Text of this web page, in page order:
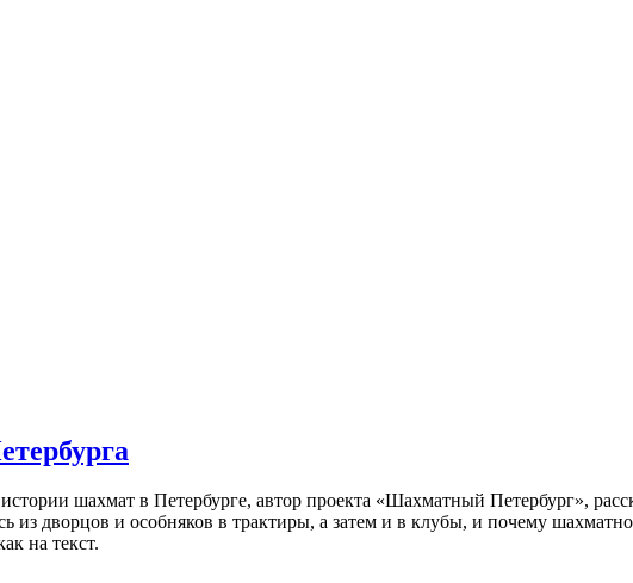
шахмат в Петербурге, автор проекта «Шахматный Петербург»,
из дворцов и особняков в трактиры, а затем и в клубы, и почему
на текст.